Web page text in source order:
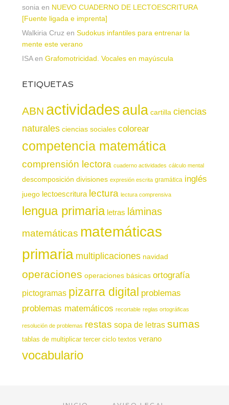
sonia en NUEVO CUADERNO DE LECTOESCRITURA
[Fuente ligada e imprenta]
Walkiria Cruz en Sudokus infantiles para entrenar la
mente este verano
ISAen Grafomotricidad. Vocales en mayúscula
ETIQUETAS
ABN actividadesaula cartilla ciencias
naturales ciencias sociales colorear
competencia matemática
comprensión lectora cuaderno actividades cálculo mental
descomposición divisiones expresión escrita gramática inglés
juego lectoescritura lectura lectura comprensiva
lengua primaria letras láminas
matemáticas matemáticas
primaria multiplicaciones navidad
operaciones operaciones básicas ortografía
pictogramas pizarra digital problemas
problemas matemáticos recortable reglas ortográficas
resolución de problemas restas sopa de letras sumas
tablas de multiplicar tercer ciclo textos verano
vocabulario